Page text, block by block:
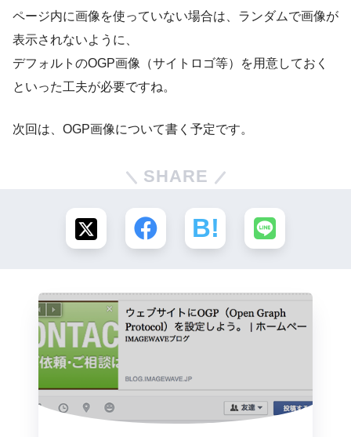
ページ内に画像を使っていない場合は、ランダムで画像が
表示されないように、
デフォルトのOGP画像（サイトロゴ等）を用意しておく
といった工夫が必要ですね。
次回は、OGP画像について書く予定です。
SHARE